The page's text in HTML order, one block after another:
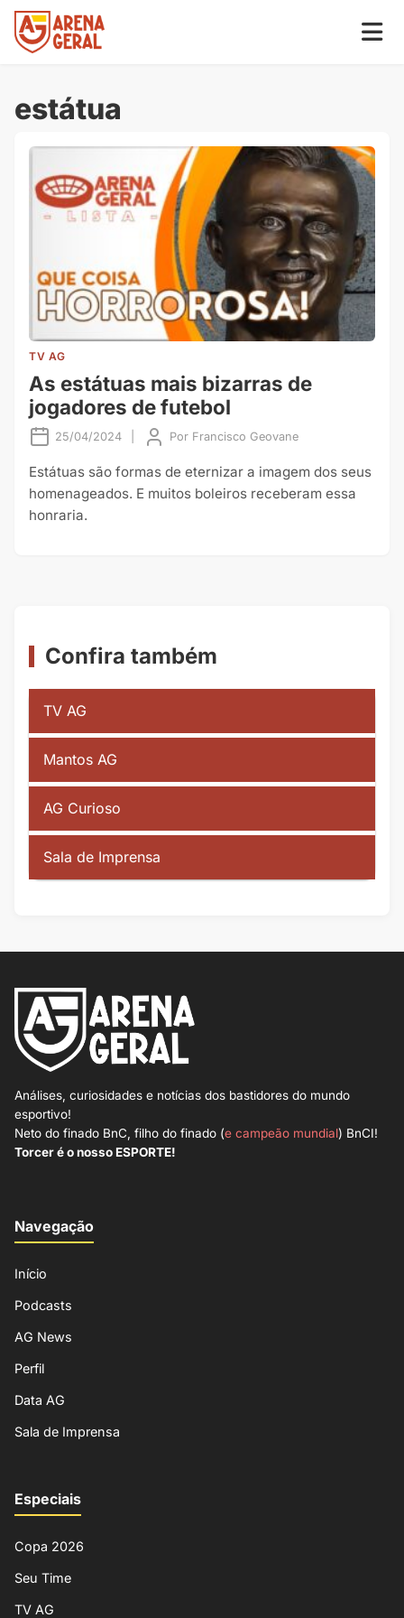
estátua
TV AG
As estátuas mais bizarras de
jogadores de futebol
25/04/2024 Por Francisco Geovane
Estátuas são formas de eternizar a imagem dos seus
homenageados. E muitos boleiros receberam essa
honraria.
Confira também
TV AG
Mantos AG
AG Curioso
Sala de Imprensa
Análises, curiosidades e notícias dos bastidores do mundo
esportivo!
Neto do finado BnC, filho do finado (e campeão mundial) BnCI!
Torcer é o nosso ESPORTE!
Navegação
Início
Podcasts
AG News
Perfil
Data AG
Sala de Imprensa
Especiais
Copa 2026
Seu Time
TV AG